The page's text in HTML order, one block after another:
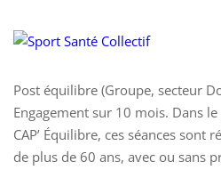
Post équilibre (Groupe, secteur
Engagement sur 10 mois. Dans
CAP’ Équilibre, ces séances sont
de plus de 60 ans, avec ou sans